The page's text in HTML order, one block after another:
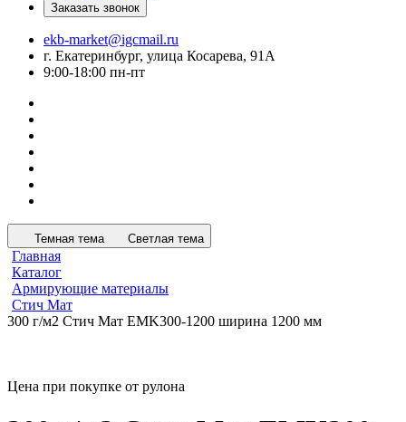
Заказать звонок
ekb-market@igcmail.ru
г. Екатеринбург, улица Косарева, 91А
9:00-18:00 пн-пт
Темная тема Светлая тема
Главная
Каталог
Армирующие материалы
Стич Мат
300 г/м2 Стич Мат EMK300-1200 ширина 1200 мм
Цена при покупке от рулона